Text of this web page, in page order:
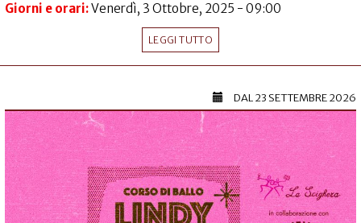
Giorni e orari:Venerdì, 3 Ottobre, 2025 - 09:00
LEGGI TUTTO
DAL23 SETTEMBRE 2026